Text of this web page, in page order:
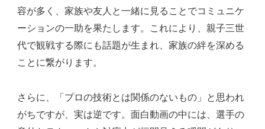
容が多く、家族や友人と一緒に見ることでコミュニケ
ーションの一助を果たします。これにより、親子三世
代で観戦する際にも話題が生まれ、家族の絆を深める
ことに繋がります。
さらに、「プロの技術とは関係のないもの」と思われ
がちですが、実は逆です。面白動画の中には、選手の